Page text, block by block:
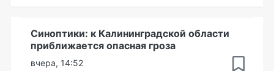
Синоптики: к Калининградской области
приближается опасная гроза
вчера, 14:52